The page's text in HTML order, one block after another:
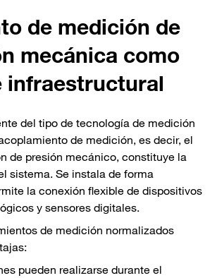
de medición de
mecánica como
infraestructural
del tipo de tecnología de medición
de medición, es decir, el
de presión mecánico, constituye la
sistema. Se instala de forma
la conexión flexible de dispositivos
y sensores digitales.
de medición normalizados
pueden realizarse durante el